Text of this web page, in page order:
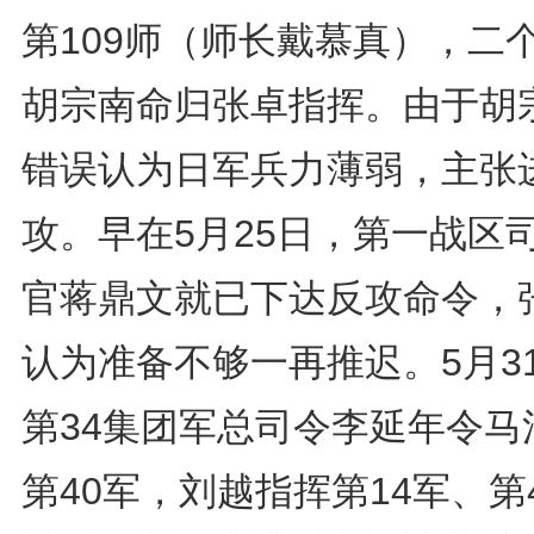
第109师（师长戴慕真），二
胡宗南命归张卓指挥。由于胡
错误认为日军兵力薄弱，主张
攻。早在5月25日，第一战区
官蒋鼎文就已下达反攻命令，
认为准备不够一再推迟。5月
第34集团军总司令李延年令马
第40军，刘越指挥第14军、